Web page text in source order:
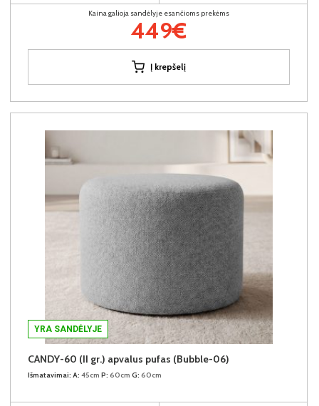
Kaina galioja sandėlyje esančioms prekėms
449€
Į krepšelį
YRA SANDĖLYJE
CANDY-60 (II gr.) apvalus pufas (Bubble-06)
Išmatavimai: A: 45cm P: 60cm G: 60cm